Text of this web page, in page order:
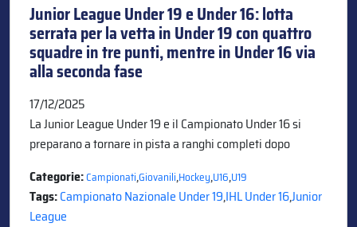
Junior League Under 19 e Under 16: lotta
serrata per la vetta in Under 19 con quattro
squadre in tre punti, mentre in Under 16 via
alla seconda fase
17/12/2025
La Junior League Under 19 e il Campionato Under 16 si
preparano a tornare in pista a ranghi completi dopo
Categorie:Campionati,Giovanili,Hockey,U16,U19
Tags:Campionato Nazionale Under 19,IHL Under 16,Junior
League